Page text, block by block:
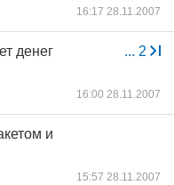
16:17 28.11.2007
... 2
денег
16:00 28.11.2007
и
15:57 28.11.2007